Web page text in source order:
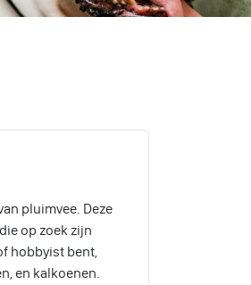
pluimvee. Deze
op zoek zijn
hobbyist bent,
en kalkoenen.